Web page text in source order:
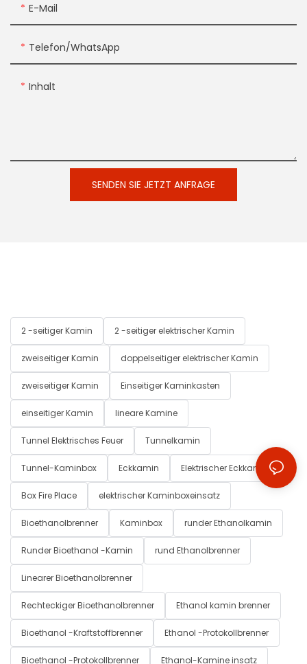
E-Mail
Telefon/WhatsApp
Inhalt
SENDEN SIE JETZT ANFRAGE
2 -seitiger Kamin 2 -seitiger elektrischer Kamin
zweiseitiger Kamin doppelseitiger elektrischer Kamin
zweiseitiger Kamin Einseitiger Kaminkasten
einseitiger Kamin lineare Kamine
Tunnel Elektrisches Feuer Tunnelkamin
Tunnel-Kaminbox Eckkamin Elektrischer Eckkamin
Box Fire Place elektrischer Kaminboxeinsatz
Bioethanolbrenner Kaminbox runder Ethanolkamin
Runder Bioethanol -Kamin rund Ethanolbrenner
Linearer Bioethanolbrenner
Rechteckiger Bioethanolbrenner Ethanol kamin brenner
Bioethanol -Kraftstoffbrenner Ethanol -Protokollbrenner
Bioethanol -Protokollbrenner Ethanol-Kamine insatz